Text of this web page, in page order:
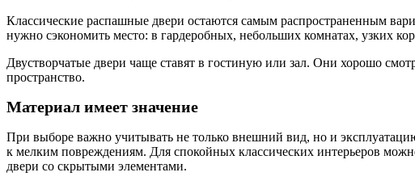
Классические распашные двери остаются самым распространенным
нужно сэкономить место: в гардеробных, небольших комнатах, узких
Двустворчатые двери чаще ставят в гостиную или зал. Они хорошо
пространство.
Материал имеет значение
При выборе важно учитывать не только внешний вид, но и
к мелким повреждениям. Для спокойных классических интерьеров
двери со скрытыми элементами.